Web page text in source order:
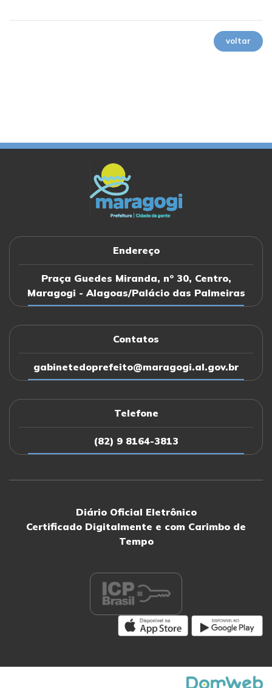
voltar
Endereço
Praça Guedes Miranda, nº 30, Centro,
Maragogi - Alagoas/Palácio das Palmeiras
Contatos
gabinetedoprefeito@maragogi.al.gov.br
Telefone
(82) 9 8164-3813
Diário Oficial Eletrônico
Certificado Digitalmente e com Carimbo de
Tempo